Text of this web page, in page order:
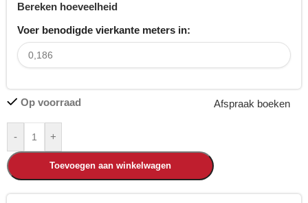
Bereken hoeveelheid
Voer benodigde vierkante meters in:
Op voorraad
- +
Toevoegen aan winkelwagen
Afspraak boeken